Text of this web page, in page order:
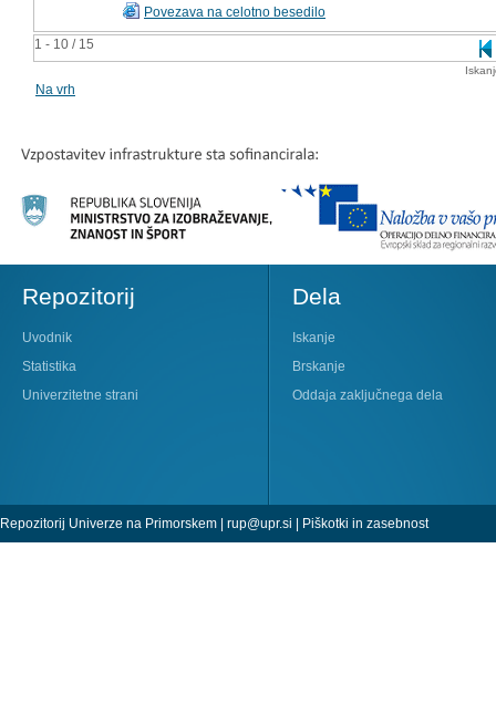
1 - 10 / 15
Povezava na celotno besedilo
Na vrh
Repozitorij
Uvodnik
Statistika
Univerzitetne strani
Dela
Iskanje
Brskanje
Oddaja zaključnega dela
Repozitorij Univerze na Primorskem | rup@upr.si | Piškotki in zasebnost